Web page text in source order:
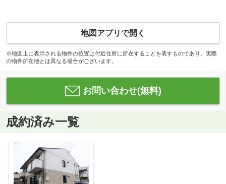
地図アプリで開く
※地図上に表示される物件の位置は付近住所に所在することを表すものであり、実際
の物件所在地とは異なる場合がございます。
お問い合わせ(無料)
成約済み一覧